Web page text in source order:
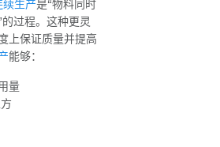
续生产是“物料同时
过程。这种更灵
上保证质量并提高
能够：
量